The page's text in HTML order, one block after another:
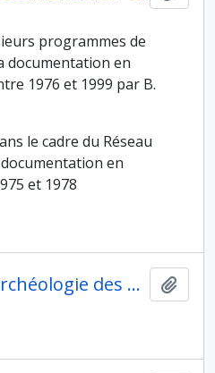
programmes de
documentation en
1976 et 1999 par B.
le cadre du Réseau
en
et 1978
Stephen Rostain. Archéologie des Amériques